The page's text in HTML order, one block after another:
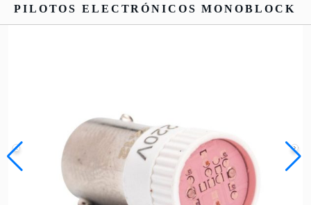
PILOTOS ELECTRÓNICOS MONOBLOCK